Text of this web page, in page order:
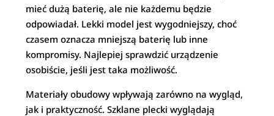
mieć dużą baterię, ale nie każdemu będzie
odpowiadał. Lekki model jest wygodniejszy, choć
czasem oznacza mniejszą baterię lub inne
kompromisy. Najlepiej sprawdzić urządzenie
osobiście, jeśli jest taka możliwość.
Materiały obudowy wpływają zarówno na wygląd,
jak i praktyczność. Szklane plecki wyglądają